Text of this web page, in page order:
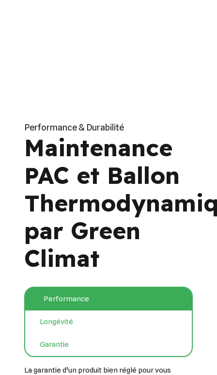
Performance & Durabilité
Maintenance
PAC et Ballon
par Green
Climat
Performance
Longévité
Garantie
La garantie d’un produit bien réglé pour vous